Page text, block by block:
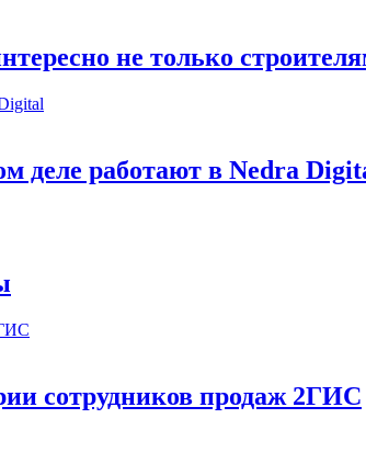
не только
деле работают в Nedra
сотрудников продаж 2ГИС